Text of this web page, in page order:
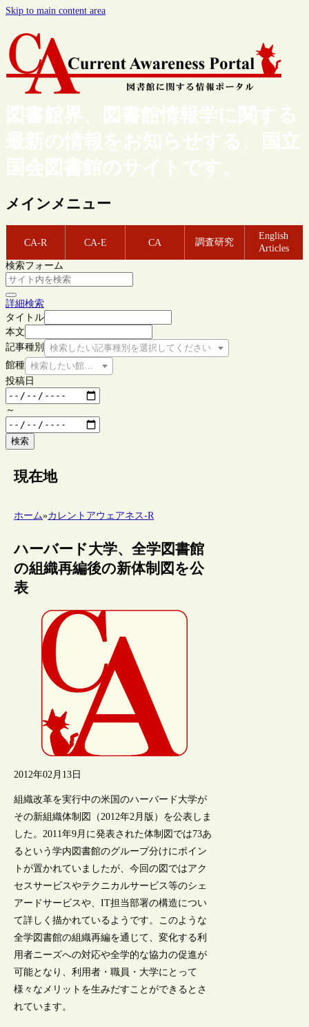
Skip to main content area
図書館界、図書館情報学に関する
最新の情報をお知らせする、国立
国会図書館のサイトです。
メインメニュー
CA-R CA-E CA 調査研究
English
Articles
検索フォーム
詳細検索
タイトル
本文
記事種別
検索したい記事種別を選択してください
館種 検索したい館種を選択してください
投稿日
～
検索
現在地
ホーム»カレントアウェアネス-R
ハーバード大学、全学図書館
の組織再編後の新体制図を公
表
2012年02月13日
組織改革を実行中の米国のハーバード大学が
その新組織体制図（2012年2月版）を公表しま
した。2011年9月に発表された体制図では73あ
るという学内図書館のグループ分けにポイン
トが置かれていましたが、今回の図ではアク
セスサービスやテクニカルサービス等のシェ
アードサービスや、IT担当部署の構造につい
て詳しく描かれているようです。このような
全学図書館の組織再編を通じて、変化する利
用者ニーズへの対応や全学的な協力の促進が
可能となり、利用者・職員・大学にとって
様々なメリットを生みだすことができるとさ
れています。